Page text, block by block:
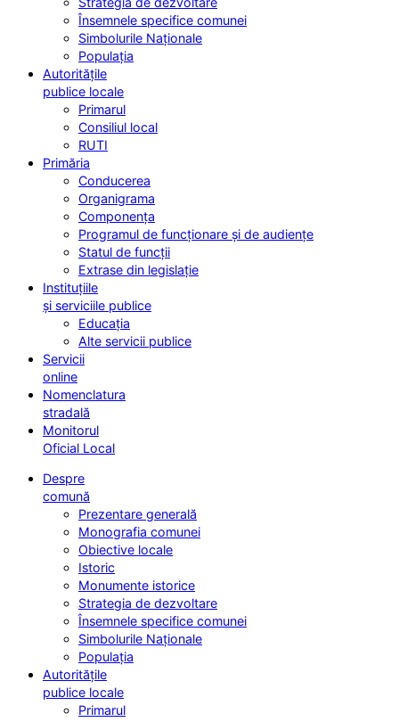
Însemnele specifice comunei
Simbolurile Naționale
Populația
Autoritățile
publice locale
Primarul
Consiliul local
RUTI
Primăria
Conducerea
Organigrama
Componența
Programul de funcționare și de audiențe
Statul de funcții
Extrase din legislație
Instituțiile
și serviciile publice
Educația
Alte servicii publice
Servicii
online
Nomenclatura
stradală
Monitorul
Oficial Local
Despre
comună
Prezentare generală
Monografia comunei
Obiective locale
Istoric
Monumente istorice
Strategia de dezvoltare
Însemnele specifice comunei
Simbolurile Naționale
Populația
Autoritățile
publice locale
Primarul